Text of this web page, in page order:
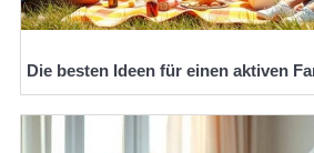
Die besten Ideen für einen aktiven